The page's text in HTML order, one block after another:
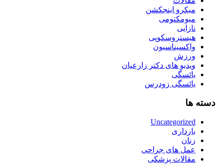
میکرو اینجکشن
میومکتومی
نازایی
هیستروسکوپی
واکسیناسیون
ورزش
ویدیو های دکتر زارعیان
یائسگی
یائسگی زودرس
دسته ها
Uncategorized
بارداری
زنان
عمل های جراحی
مقالات پزشکی